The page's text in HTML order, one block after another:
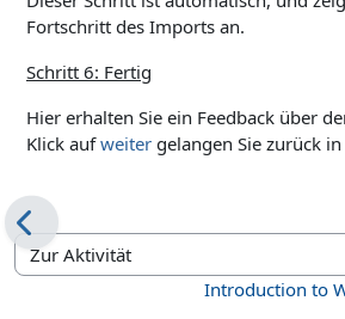
Fortschritt des Imports an.
Schritt 6: Fertig
Hier erhalten Sie ein Feedback über
Klick aufweiter gelangen Sie zurück
Zur Aktivität
Introduction to